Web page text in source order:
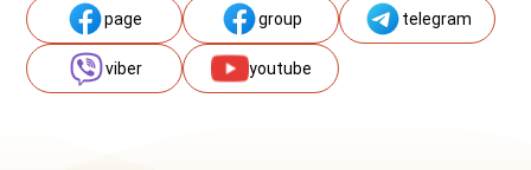
page group telegram
viber youtube